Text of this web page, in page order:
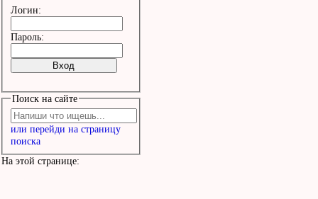
кто держит фасон
На нем пиджак от
штаны Comme de Garson
И тут вбегает эта
картины Мане
Кричит - у нас четыре
быстро едем все ко мне
Логин:
Пароль:
Поиск на сайте
или перейди на страницу
поиска
На этой странице: